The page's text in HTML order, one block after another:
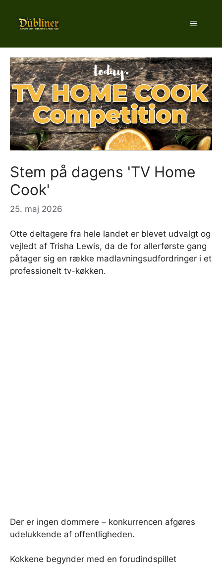
indhold
Menu
Stem på dagens 'TV Home
Cook'
25. maj 2026
Otte deltagere fra hele landet er blevet udvalgt og
vejledt af Trisha Lewis, da de for allerførste gang
påtager sig en række madlavningsudfordringer i et
professionelt tv-køkken.
Der er ingen dommere – konkurrencen afgøres
udelukkende af offentligheden.
Kokkene begynder med en forudindspillet